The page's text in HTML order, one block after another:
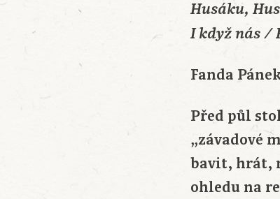
Husáku,
I když nás /
Fanda
Před půl
„závadové
bavit, hrát,
ohledu na